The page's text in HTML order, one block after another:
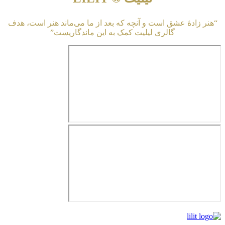
عشق است و آنچه که بعد از ما می‌ماند هنر است، هدف
گالری لیلیت کمک به این ماندگاریست”